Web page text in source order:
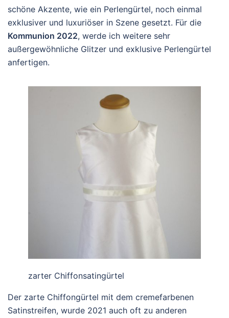
schöne Akzente, wie ein Perlengürtel, noch einmal
exklusiver und luxuriöser in Szene gesetzt. Für die
Kommunion 2022, werde ich weitere sehr
außergewöhnliche Glitzer und exklusive Perlengürtel
anfertigen.
zarter Chiffonsatingürtel
Der zarte Chiffongürtel mit dem cremefarbenen
Satinstreifen, wurde 2021 auch oft zu anderen